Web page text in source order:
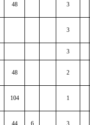
48 3
3
3
48 2
104 1
44 6 3